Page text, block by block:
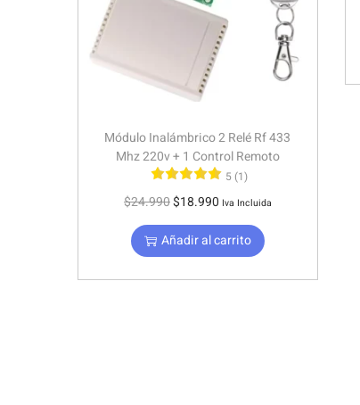
Módulo Inalámbrico 2 Relé Rf 433
Mhz 220v + 1 Control Remoto
5 (1)
$24.990$18.990 Iva Incluida
Añadir al carrito